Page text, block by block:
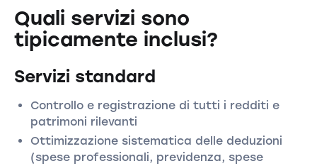
Quali servizi sono
tipicamente inclusi?
Servizi standard
Controllo e registrazione di tutti i redditi e
patrimoni rilevanti
Ottimizzazione sistematica delle deduzioni
(spese professionali, previdenza, spese